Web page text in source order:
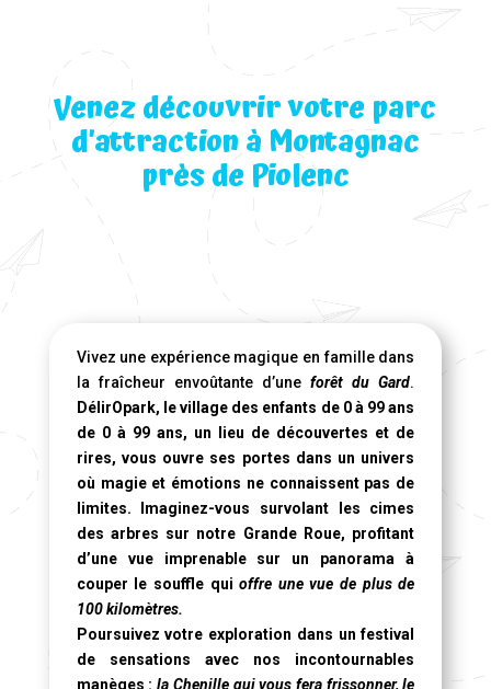
Venez découvrir votre parc
d’attraction à Montagnac
près de Piolenc
Vivez une expérience magique en famille dans
la fraîcheur envoûtante d’uneforêt du Gard.
DélirOpark, le village des enfants de 0 à 99 ans
de 0 à 99 ans, un lieu de découvertes et de
rires, vous ouvre ses portes dans un univers
où magie et émotions ne connaissent pas de
limites. Imaginez-vous survolant les cimes
des arbres sur notre Grande Roue, profitant
d’une vue imprenable sur un panorama à
couper le souffle quioffre une vue de plus de
100 kilomètres.
Poursuivez votre exploration dans un festival
de sensations avec nos incontournables
manèges :la Chenille qui vous fera frissonner, le